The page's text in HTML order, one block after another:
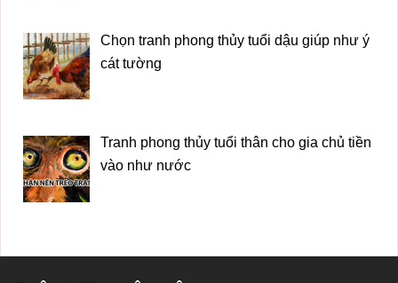
Chọn tranh phong thủy tuổi dậu giúp như ý
cát tường
Tranh phong thủy tuổi thân cho gia chủ tiền
vào như nước